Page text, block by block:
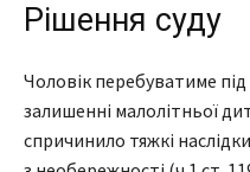
Рішення суду
Чоловік перебуватиме
залишенні малолітньої
спричинило тяжкі